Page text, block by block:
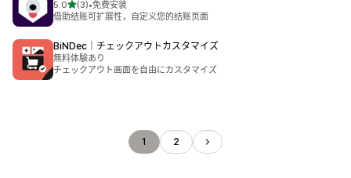
5.0星（满分 5 星）
(3)
总共 3 条评论
•免费安装
借助结账可扩展性，自定义您的结账页面
BiNDec｜チェックアウトカスタマイズ
無料体験あり
チェックアウト画面を自由にカスタマイズ
1 2